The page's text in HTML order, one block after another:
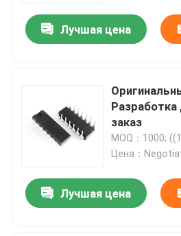
Лучшая цена
Разработка
заказ
MOQ：1000;
Цена：
Лучшая цена